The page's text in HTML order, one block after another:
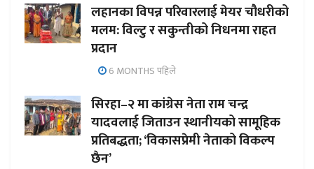
लहानका विपन्न परिवारलाई मेयर चौधरीको
मलम: विल्टु र सकुन्तीको निधनमा राहत
प्रदान
6 MONTHS पहिले
सिरहा–२ मा कांग्रेस नेता राम चन्द्र
यादवलाई जिताउन स्थानीयको सामूहिक
प्रतिबद्धता; ‘विकासप्रेमी नेताको विकल्प
छैन’